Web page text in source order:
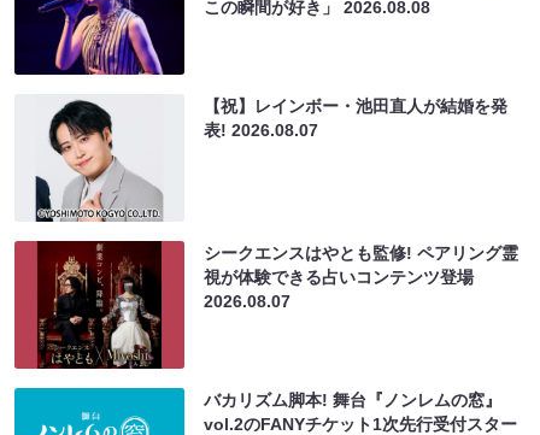
この瞬間が好き」2026.08.08
【祝】レインボー・池田直人が結婚を発
表!2026.08.07
シークエンスはやとも監修! ペアリング霊
視が体験できる占いコンテンツ登場
2026.08.07
バカリズム脚本! 舞台『ノンレムの窓』
vol.2のFANYチケット1次先行受付スター